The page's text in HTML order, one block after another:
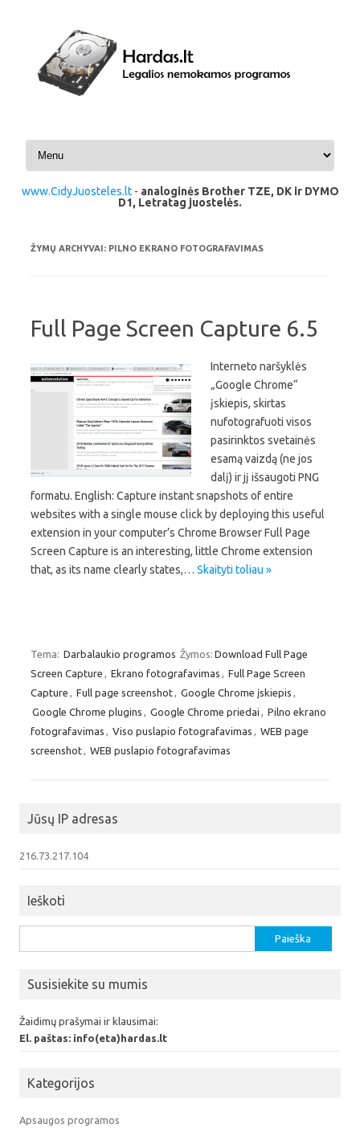
Pereiti prie turinio
www.CidyJuosteles.lt- analoginės Brother TZE, DK ir DYMO
D1, Letratag juostelės.
ŽYMŲ ARCHYVAI: PILNO EKRANO FOTOGRAFAVIMAS
Full Page Screen Capture 6.5
Interneto naršyklės
„Google Chrome“
įskiepis, skirtas
nufotografuoti visos
pasirinktos svetainės
esamą vaizdą (ne jos
dalį) ir jį išsaugoti PNG
formatu. English: Capture instant snapshots of entire
websites with a single mouse click by deploying this useful
extension in your computer’s Chrome Browser Full Page
Screen Capture is an interesting, little Chrome extension
that, as its name clearly states,… Skaityti toliau »
Tema: Darbalaukio programos Žymos: Download Full Page
Screen Capture
Ekrano fotografavimas
Full Page Screen
Capture
Full page screenshot Google Chrome įskiepis
Google Chrome plugins
Google Chrome priedai
Pilno ekrano
fotografavimas
Viso puslapio fotografavimas
WEB page
screenshot
WEB puslapio fotografavimas
Jūsų IP adresas
216.73.217.104
Ieškoti
Susisiekite su mumis
Žaidimų prašymai ir klausimai:
El. paštas: info(eta)hardas.lt
Kategorijos
Apsaugos programos